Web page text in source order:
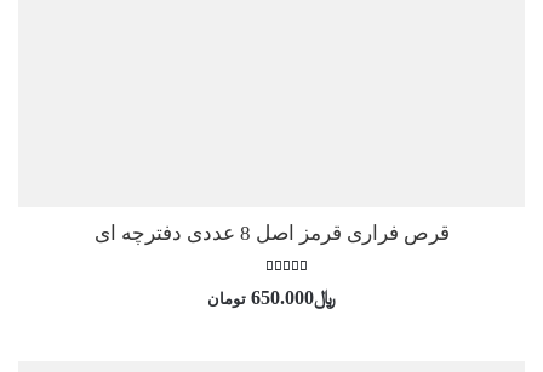
قرص فراری قرمز اصل 8 عددی دفترچه ای
5.00
﷼650.000 تومان